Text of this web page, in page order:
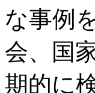
な事例
会、国
期的に